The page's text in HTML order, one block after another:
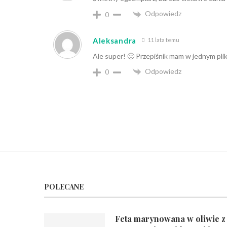
0
Odpowiedz
Aleksandra 11 lata temu
Ale super! 🙂 Przepiśnik mam w jednym
0
Odpowiedz
POLECANE
Feta marynowana w oliwie z